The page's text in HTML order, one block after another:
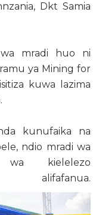
Dkt Samia
mradi huo ni
ya Mining for
kuwa lazima
kunufaika na
ndio mradi wa
kielelezo
alifafanua.